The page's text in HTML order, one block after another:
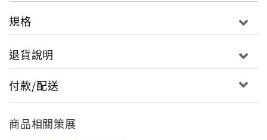
那個空間可以讓每個人都不受打擾地拿起話筒，將思念
傳達給再也無法相見的人——畫出了《風的電話》。
★取材自日本311震災後，設立於岩手縣「風的電話」
超感人真實故事。
★深入淺出地向孩童解釋生命的真實和無常，理解「珍
惜當下」的道理。
★隨書附贈精美感謝小卡，讓孩童能向重要的人表達感
規格
退貨說明
付款/配送
商品相關策展